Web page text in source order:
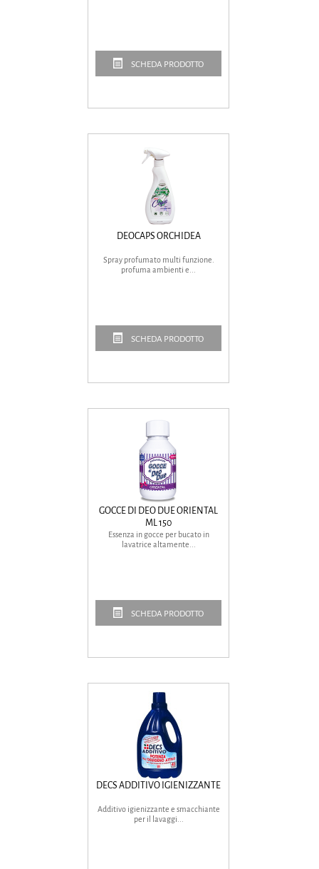
SCHEDA PRODOTTO
DEOCAPS ORCHIDEA
Spray profumato multi funzione.
profuma ambienti e...
SCHEDA PRODOTTO
GOCCE DI DEO DUE ORIENTAL
ML 150
Essenza in gocce per bucato in
lavatrice altamente...
SCHEDA PRODOTTO
DECS ADDITIVO IGIENIZZANTE
Additivo igienizzante e smacchiante
per il lavaggi...